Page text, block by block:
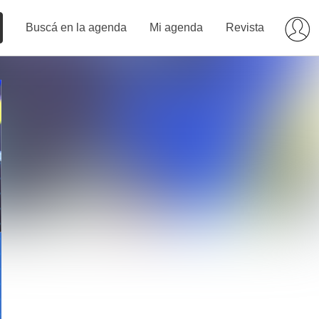
Buscá en la agenda Mi agenda Revista